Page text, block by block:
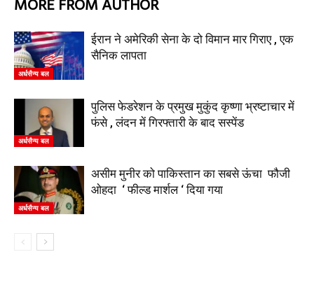
MORE FROM AUTHOR
अर्धसैन्य बल
ईरान ने अमेरिकी सेना के दो विमान मार गिराए , एक
सैनिक लापता
अर्धसैन्य बल
पुलिस फेडरेशन के प्रमुख मुकुंद कृष्णा भ्रष्टाचार में
फंसे , लंदन में गिरफ्तारी के बाद सस्पेंड
अर्धसैन्य बल
असीम मुनीर को पाकिस्तान का सबसे ऊंचा फौजी
ओहदा ‘ फील्ड मार्शल ‘ दिया गया